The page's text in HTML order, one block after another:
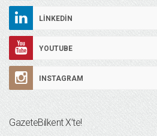
LINKEDIN
YOUTUBE
INSTAGRAM
GazeteBilkent X’te!